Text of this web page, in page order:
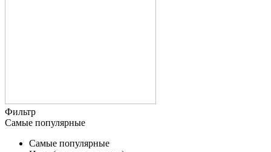
Фильтр
Самые популярные
Самые популярные